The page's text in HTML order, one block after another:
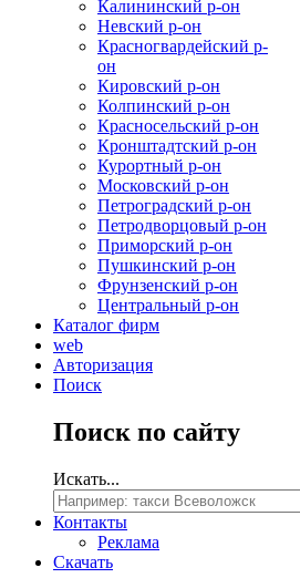
Калининский р-он
Невский р-он
Красногвардейский р-
он
Кировский р-он
Колпинский р-он
Красносельский р-он
Кронштадтский р-он
Курортный р-он
Московский р-он
Петроградский р-он
Петродворцовый р-он
Приморский р-он
Пушкинский р-он
Фрунзенский р-он
Центральный р-он
Каталог фирм
web
Авторизация
Поиск
Поиск по сайту
Искать...
Контакты
Реклама
Скачать